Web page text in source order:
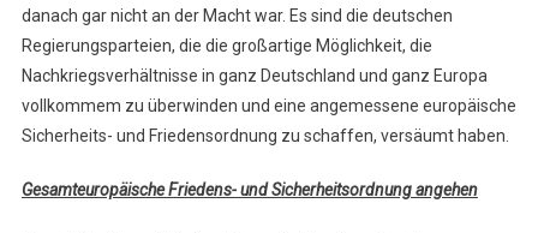
danach gar nicht an der Macht war. Es sind die deutschen
Regierungsparteien, die die großartige Möglichkeit, die
Nachkriegsverhältnisse in ganz Deutschland und ganz Europa
vollkommem zu überwinden und eine angemessene europäische
Sicherheits- und Friedensordnung zu schaffen, versäumt haben.
Gesamteuropäische Friedens- und Sicherheitsordnung angehen